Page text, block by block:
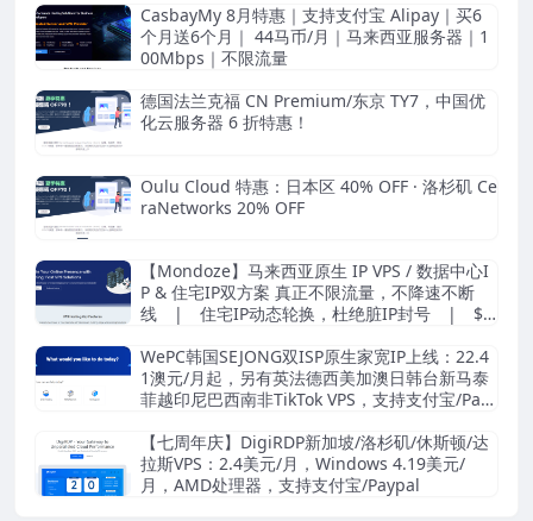
CasbayMy 8月特惠｜支持支付宝 Alipay｜买6
个月送6个月｜ 44马币/月｜马来西亚服务器｜1
00Mbps｜不限流量
德国法兰克福 CN Premium/东京 TY7，中国优
化云服务器 6 折特惠！
Oulu Cloud 特惠：日本区 40% OFF · 洛杉矶 Ce
raNetworks 20% OFF
【Mondoze】马来西亚原生 IP VPS / 数据中心I
P & 住宅IP双方案 真正不限流量，不降速不断
线 | 住宅IP动态轮换，杜绝脏IP封号 | $8.
WePC韩国SEJONG双ISP原生家宽IP上线：22.4
1澳元/月起，另有英法德西美加澳日韩台新马泰
菲越印尼巴西南非TikTok VPS，支持支付宝/Pay
【七周年庆】DigiRDP新加坡/洛杉矶/休斯顿/达
拉斯VPS：2.4美元/月，Windows 4.19美元/
月，AMD处理器，支持支付宝/Paypal